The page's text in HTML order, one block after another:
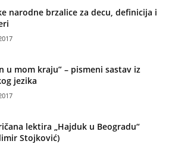
narodne brzalice za decu, definicija i
u mom kraju” – pismeni sastav iz
jezika
lektira „Hajduk u Beogradu“
Stojković)